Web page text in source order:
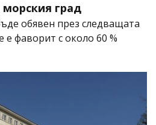
град
обявен през следващата
е фаворит с около 60 %